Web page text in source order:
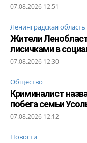
07.08.2026 12:51
Ленинградская область
Жители
лисичками в
07.08.2026 12:30
Общество
Криминалист
побега семьи
07.08.2026 12:12
Новости